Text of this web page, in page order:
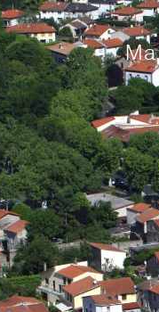
Ma